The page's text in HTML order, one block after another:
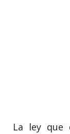
La ley que